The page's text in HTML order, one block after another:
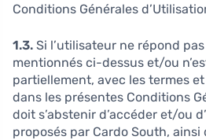
Conditions Générales
1.3. Si l’utilisateur ne répond
mentionnés ci-dessus et/ou
partiellement, avec les termes
dans les présentes Conditions
doit s’abstenir d’accéder et/ou
proposés par Cardo South, ainsi